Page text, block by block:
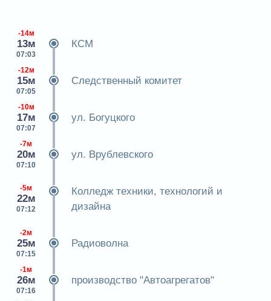
-14м
13м
07:03
КСМ
-12м
15м
07:05
Следственный комитет
-10м
17м
07:07
ул. Богуцкого
-7м
20м
07:10
ул. Врублевского
-5м
22м
07:12
Колледж техники, технологий и
дизайна
-2м
25м
07:15
Радиоволна
-1м
26м
07:16
производство "Автоагрегатов"